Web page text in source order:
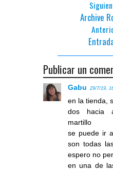
Archive
Publicar un
Gabu 29/7/19,
en la tienda,
dos hacia
martillo
se puede ir
son todas
espero no
en una de